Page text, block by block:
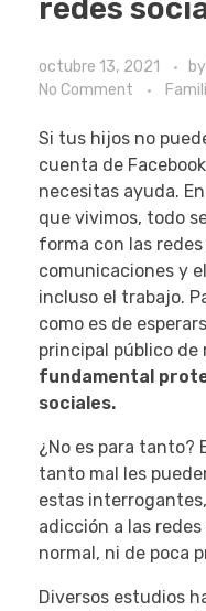
redes
octubre 13, 2021 by
No Comment
Si tus hijos no
cuenta de
necesitas ayuda.
que vivimos, todo
forma con las
comunicaciones y
incluso el trabajo.
como es de
principal público de
fundamental
sociales.
¿No es para tanto?
tanto mal les
estas
adicción a las
normal, ni de poca
Diversos estudios